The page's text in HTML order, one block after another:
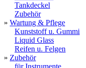
Tankdeckel
Zubehör
» Wartung & Pflege
Kunststoff u. Gummi
Liquid Glass
Reifen u. Felgen
» Zubehör
für Instrumente